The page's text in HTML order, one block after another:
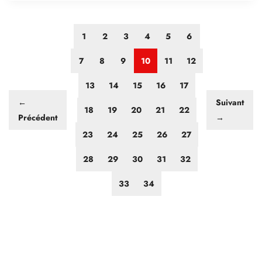
←
Précédent
1 2 3 4 5 6
7 8 9 10 11 12
13 14 15 16 17
18 19 20 21 22
23 24 25 26 27
28 29 30 31 32
33 34
Suivant
→